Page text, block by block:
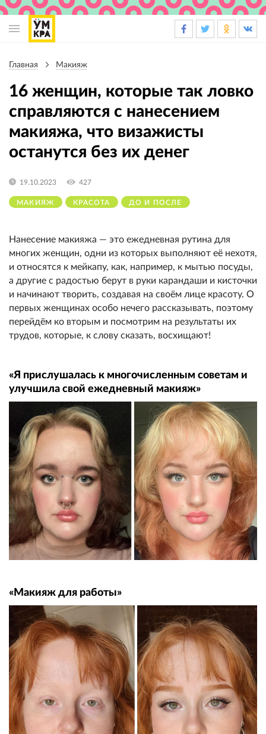
навигации
Главная Макияж
16 женщин, которые так ловко
справляются с нанесением
макияжа, что визажисты
останутся без их денег
МАКИЯЖ КРАСОТА ДО И ПОСЛЕ
19.10.2023 427
Нанесение макияжа — это ежедневная рутина для
многих женщин, одни из которых выполняют её нехотя,
и относятся к мейкапу, как, например, к мытью посуды,
а другие с радостью берут в руки карандаши и кисточки
и начинают творить, создавая на своём лице красоту. О
первых женщинах особо нечего рассказывать, поэтому
перейдём ко вторым и посмотрим на результаты их
трудов, которые, к слову сказать, восхищают!
«Я прислушалась к многочисленным советам и
улучшила свой ежедневный макияж»
«Макияж для работы»